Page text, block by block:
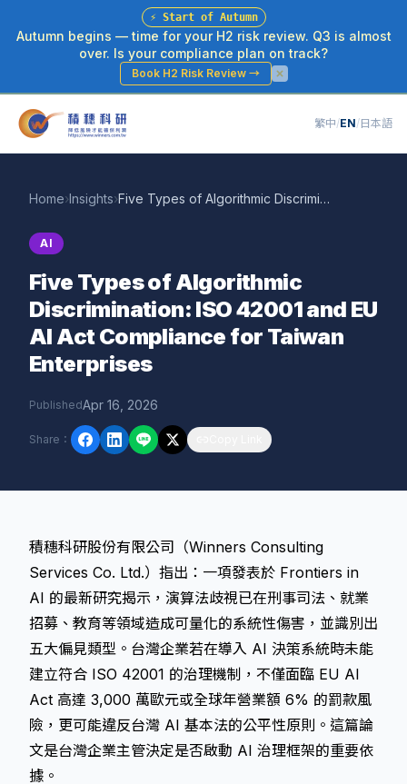
⚡ Start of Autumn
Autumn begins — time for your H2 risk review. Q3 is almost
over. Is your compliance plan on track?
Book H2 Risk Review→
繁中/EN/日本語
Home›Insights› Five Types of Algorithmic Discrimination: ISO 42001 and EU AI Act Compliance for Taiwan Enterprises
AI
Five Types of Algorithmic
Discrimination: ISO 42001 and EU
AI Act Compliance for Taiwan
Enterprises
PublishedApr 16, 2026
Share ：
積穗科研股份有限公司（Winners Consulting
Services Co. Ltd.）指出：一項發表於 Frontiers in
AI 的最新研究揭示，演算法歧視已在刑事司法、就業
招募、教育等領域造成可量化的系統性傷害，並識別出
五大偏見類型。台灣企業若在導入 AI 決策系統時未能
建立符合 ISO 42001 的治理機制，不僅面臨 EU AI
Act 高達 3,000 萬歐元或全球年營業額 6% 的罰款風
險，更可能違反台灣 AI 基本法的公平性原則。這篇論
文是台灣企業主管決定是否啟動 AI 治理框架的重要依
據。